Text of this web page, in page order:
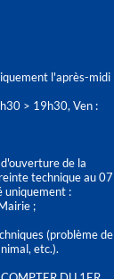
l'après-midi
> 19h30, Ven :
de la
technique au 07
uniquement :
;
(problème de
etc.).